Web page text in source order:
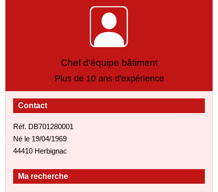
Chef d'équipe bâtiment
Plus de 10 ans d'expérience
Contact
Réf. DB701280001
Né le 19/04/1969
44410 Herbignac
Ma recherche